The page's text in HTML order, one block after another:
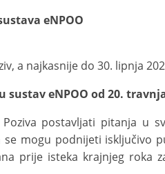
eNPOO
a najkasnije do 30. lipnja
eNPOO od 20.
postavljati pitanja u
mogu podnijeti isključivo
prije isteka krajnjeg roka